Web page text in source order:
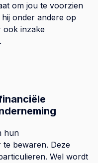
om jou te voorzien
onder andere op
ook inzake
hun
te bewaren. Deze
Wel wordt